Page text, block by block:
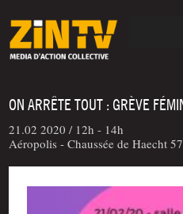
ON ARRÊTE TOUT : GRÈVE
21.02 2020 / 12h - 14h
Aéropolis - Chaussée de Haecht